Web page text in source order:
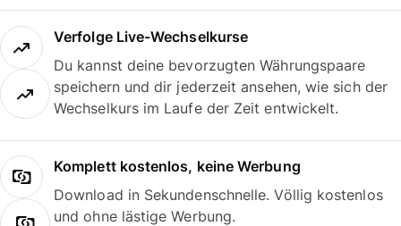
Verfolge Live-Wechselkurse
Du kannst deine bevorzugten Währungspaare
speichern und dir jederzeit ansehen, wie sich der
Wechselkurs im Laufe der Zeit entwickelt.
Komplett kostenlos, keine Werbung
Download in Sekundenschnelle. Völlig kostenlos
und ohne lästige Werbung.